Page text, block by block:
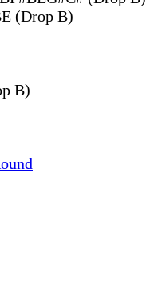
(Drop B)
B)